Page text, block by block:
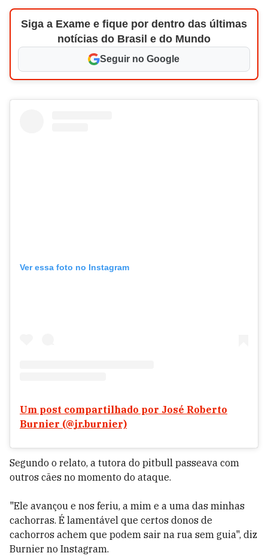
Siga a Exame e fique por dentro das últimas
notícias do Brasil e do Mundo
Seguir no Google
Ver essa foto no Instagram
Um post compartilhado por José Roberto
Burnier (@jr.burnier)
Segundo o relato, a tutora do pitbull passeava com
outros cães no momento do ataque.
"Ele avançou e nos feriu, a mim e a uma das minhas
cachorras. É lamentável que certos donos de
cachorros achem que podem sair na rua sem guia", diz
Burnier no Instagram.